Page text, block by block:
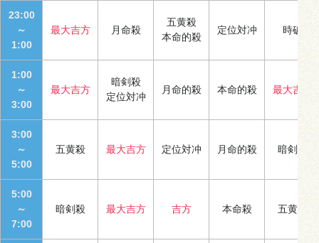
23:00
～
1:00
最大吉方 月命殺
五黄殺
本命的殺
定位対冲 時破
1:00
～
3:00
最大吉方
暗剣殺
定位対冲
月命的殺 本命的殺 最大吉方
3:00
～
5:00
五黄殺 最大吉方 定位対冲 月命的殺 暗剣殺
5:00
～
7:00
暗剣殺 最大吉方 吉方 本命殺 五黄殺